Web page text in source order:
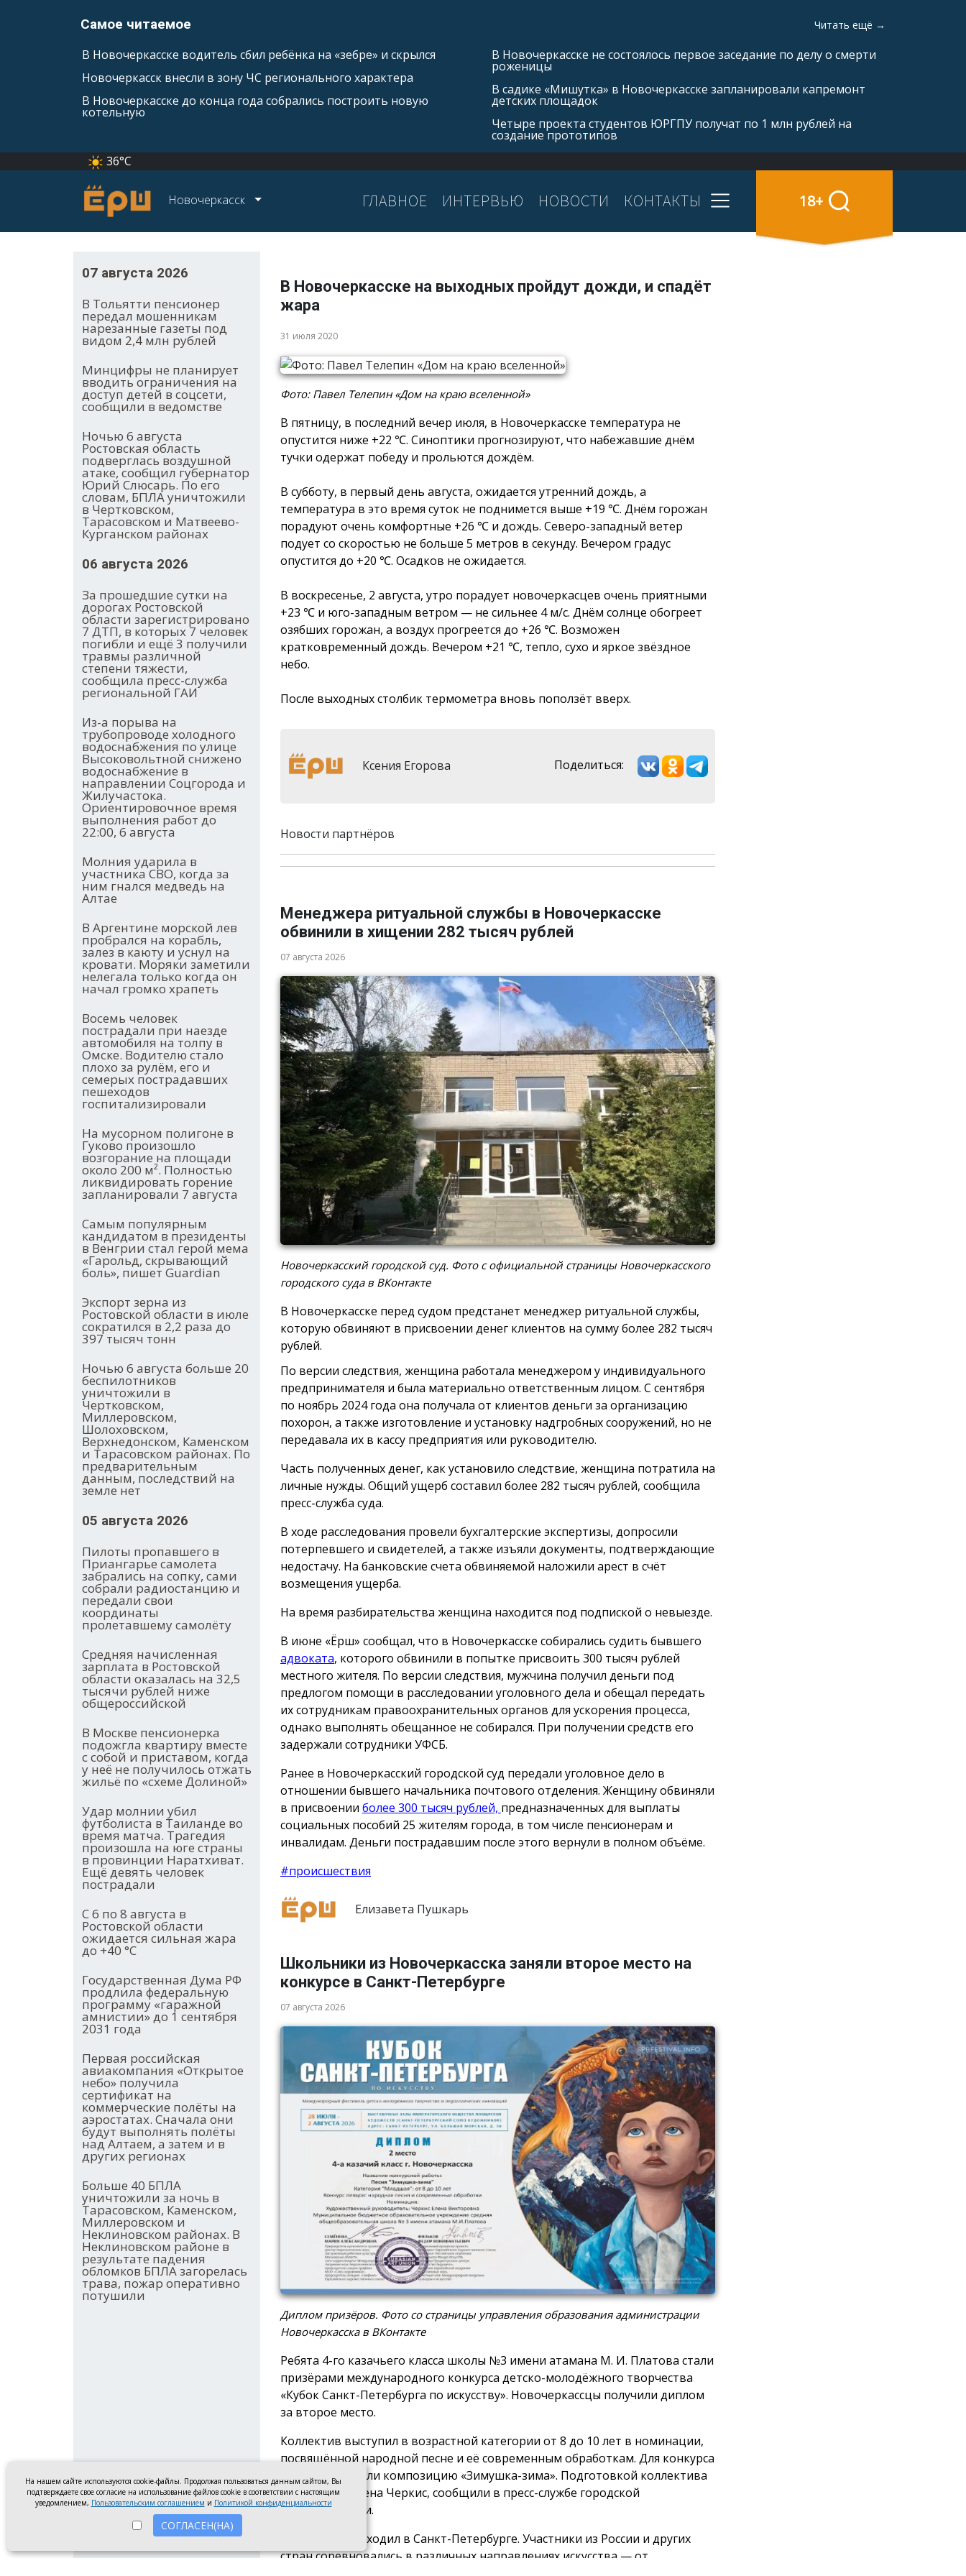
Самое читаемое Читать ещё →
В Новочеркасске водитель сбил ребёнка на «зебре» и скрылся
Новочеркасск внесли в зону ЧС регионального характера
В Новочеркасске до конца года собрались построить новую
котельную
В Новочеркасске не состоялось первое заседание по делу о смерти
роженицы
В садике «Мишутка» в Новочеркасске запланировали капремонт
детских площадок
Четыре проекта студентов ЮРГПУ получат по 1 млн рублей на
создание прототипов
36°C
Новочеркасск ГЛАВНОЕ ИНТЕРВЬЮ НОВОСТИ КОНТАКТЫ 18+
07 августа 2026
В Тольятти пенсионер
передал мошенникам
нарезанные газеты под
видом 2,4 млн рублей
Минцифры не планирует
вводить ограничения на
доступ детей в соцсети,
сообщили в ведомстве
Ночью 6 августа
Ростовская область
подверглась воздушной
атаке, сообщил губернатор
Юрий Слюсарь. По его
словам, БПЛА уничтожили
в Чертковском,
Тарасовском и Матвеево-
Курганском районах
06 августа 2026
За прошедшие сутки на
дорогах Ростовской
области зарегистрировано
7 ДТП, в которых 7 человек
погибли и ещё 3 получили
травмы различной
степени тяжести,
сообщила пресс-служба
региональной ГАИ
Из-а порыва на
трубопроводе холодного
водоснабжения по улице
Высоковольтной снижено
водоснабжение в
направлении Соцгорода и
Жилучастока.
Ориентировочное время
выполнения работ до
22:00, 6 августа
Молния ударила в
участника СВО, когда за
ним гнался медведь на
Алтае
В Аргентине морской лев
пробрался на корабль,
залез в каюту и уснул на
кровати. Моряки заметили
нелегала только когда он
начал громко храпеть
Восемь человек
пострадали при наезде
автомобиля на толпу в
Омске. Водителю стало
плохо за рулём, его и
семерых пострадавших
пешеходов
госпитализировали
На мусорном полигоне в
Гуково произошло
возгорание на площади
около 200 м². Полностью
ликвидировать горение
запланировали 7 августа
Самым популярным
кандидатом в президенты
в Венгрии стал герой мема
«Гарольд, скрывающий
боль», пишет Guardian
Экспорт зерна из
Ростовской области в июле
сократился в 2,2 раза до
397 тысяч тонн
Ночью 6 августа больше 20
беспилотников
уничтожили в
Чертковском,
Миллеровском,
Шолоховском,
Верхнедонском, Каменском
и Тарасовском районах. По
предварительным
данным, последствий на
земле нет
05 августа 2026
Пилоты пропавшего в
Приангарье самолета
забрались на сопку, сами
собрали радиостанцию и
передали свои
координаты
пролетавшему самолёту
Средняя начисленная
зарплата в Ростовской
области оказалась на 32,5
тысячи рублей ниже
общероссийской
В Москве пенсионерка
подожгла квартиру вместе
с собой и приставом, когда
у неё не получилось отжать
жильё по «схеме Долиной»
Удар молнии убил
футболиста в Таиланде во
время матча. Трагедия
произошла на юге страны
в провинции Наратхиват.
Ещё девять человек
пострадали
С 6 по 8 августа в
Ростовской области
ожидается сильная жара
до +40 °С
Государственная Дума РФ
продлила федеральную
программу «гаражной
амнистии» до 1 сентября
2031 года
Первая российская
авиакомпания «Открытое
небо» получила
сертификат на
коммерческие полёты на
аэростатах. Сначала они
будут выполнять полёты
над Алтаем, а затем и в
других регионах
Больше 40 БПЛА
уничтожили за ночь в
Тарасовском, Каменском,
Миллеровском и
Неклиновском районах. В
Неклиновском районе в
результате падения
обломков БПЛА загорелась
трава, пожар оперативно
потушили
В Новочеркасске на выходных пройдут дожди, и спадёт
жара
31 июля 2020
Фото: Павел Телепин «Дом на краю вселенной»
В пятницу, в последний вечер июля, в Новочеркасске температура не
опустится ниже +22 ℃. Синоптики прогнозируют, что набежавшие днём
тучки одержат победу и прольются дождём.
В субботу, в первый день августа, ожидается утренний дождь, а
температура в это время суток не поднимется выше +19 ℃. Днём горожан
порадуют очень комфортные +26 ℃ и дождь. Северо-западный ветер
подует со скоростью не больше 5 метров в секунду. Вечером градус
опустится до +20 ℃. Осадков не ожидается.
В воскресенье, 2 августа, утро порадует новочеркасцев очень приятными
+23 ℃ и юго-западным ветром — не сильнее 4 м/с. Днём солнце обогреет
озябших горожан, а воздух прогреется до +26 ℃. Возможен
кратковременный дождь. Вечером +21 ℃, тепло, сухо и яркое звёздное
небо.
После выходных столбик термометра вновь поползёт вверх.
Ксения Егорова Поделиться:
Новости партнёров
Менеджера ритуальной службы в Новочеркасске
обвинили в хищении 282 тысяч рублей
07 августа 2026
Новочеркасский городской суд. Фото с официальной страницы Новочеркасского
городского суда в ВКонтакте
В Новочеркасске перед судом предстанет менеджер ритуальной службы,
которую обвиняют в присвоении денег клиентов на сумму более 282 тысяч
рублей.
По версии следствия, женщина работала менеджером у индивидуального
предпринимателя и была материально ответственным лицом. С сентября
по ноябрь 2024 года она получала от клиентов деньги за организацию
похорон, а также изготовление и установку надгробных сооружений, но не
передавала их в кассу предприятия или руководителю.
Часть полученных денег, как установило следствие, женщина потратила на
личные нужды. Общий ущерб составил более 282 тысяч рублей, сообщила
пресс-служба суда.
В ходе расследования провели бухгалтерские экспертизы, допросили
потерпевшего и свидетелей, а также изъяли документы, подтверждающие
недостачу. На банковские счета обвиняемой наложили арест в счёт
возмещения ущерба.
На время разбирательства женщина находится под подпиской о невыезде.
В июне «Ёрш» сообщал, что в Новочеркасске собирались судить бывшего
адвоката, которого обвинили в попытке присвоить 300 тысяч рублей
местного жителя. По версии следствия, мужчина получил деньги под
предлогом помощи в расследовании уголовного дела и обещал передать
их сотрудникам правоохранительных органов для ускорения процесса,
однако выполнять обещанное не собирался. При получении средств его
задержали сотрудники УФСБ.
Ранее в Новочеркасский городской суд передали уголовное дело в
отношении бывшего начальника почтового отделения. Женщину обвиняли
в присвоении более 300 тысяч рублей, предназначенных для выплаты
социальных пособий 25 жителям города, в том числе пенсионерам и
инвалидам. Деньги пострадавшим после этого вернули в полном объёме.
#происшествия
Елизавета Пушкарь
Школьники из Новочеркасска заняли второе место на
конкурсе в Санкт-Петербурге
07 августа 2026
Диплом призёров. Фото со страницы управления образования администрации
Новочеркасска в ВКонтакте
Ребята 4-го казачьего класса школы №3 имени атамана М. И. Платова стали
призёрами международного конкурса детско-молодёжного творчества
«Кубок Санкт-Петербурга по искусству». Новочеркассцы получили диплом
за второе место.
Коллектив выступил в возрастной категории от 8 до 10 лет в номинации,
посвящённой народной песне и её современным обработкам. Для конкурса
они подготовили композицию «Зимушка-зима». Подготовкой коллектива
занималась Елена Черкис, сообщили в пресс-службе городской
администрации.
Фестиваль проходил в Санкт-Петербурге. Участники из России и других
стран соревновались в различных направлениях искусства — от
На нашем сайте используются cookie-файлы. Продолжая пользоваться данным сайтом, Вы
подтверждаете свое согласие на использование файлов cookie в соответствии с настоящим
уведомлением, Пользовательским соглашением и Политикой конфиденциальности
СОГЛАСЕН(НА)